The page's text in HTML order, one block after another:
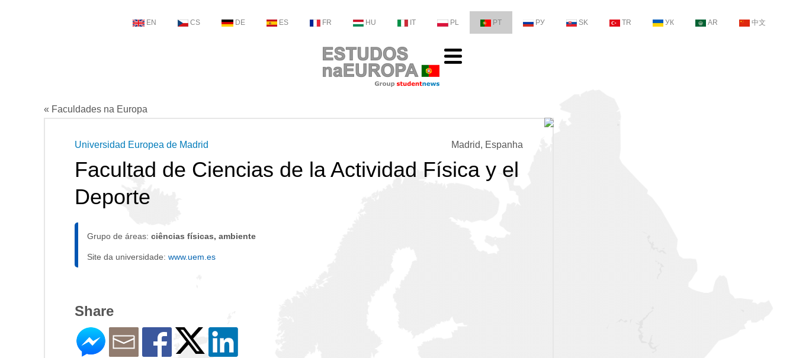
EN CS DE ES FR HU IT PL PT РУ SK TR УК AR 中文
« Faculdades na Europa
Madrid, Espanha
Universidad Europea de Madrid
Facultad de Ciencias de la Actividad Física y el
Deporte
Grupo de áreas: ciências físicas, ambiente
Site da universidade: www.uem.es
Share